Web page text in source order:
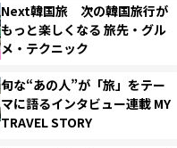
Next韓国旅 次の韓国旅行が
もっと楽しくなる 旅先・グル
メ・テクニック
旬な“あの人”が「旅」をテー
マに語るインタビュー連載 MY
TRAVEL STORY